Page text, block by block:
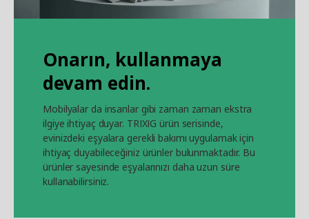
Onarın, kullanmaya
devam edin.
Mobilyalar da insanlar gibi zaman zaman ekstra
ilgiye ihtiyaç duyar. TRIXIG ürün serisinde,
evinizdeki eşyalara gerekli bakımı uygulamak için
ihtiyaç duyabileceğiniz ürünler bulunmaktadır. Bu
ürünler sayesinde eşyalarınızı daha uzun süre
kullanabilirsiniz.